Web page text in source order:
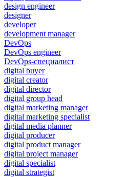
design engineer
designer
developer
development manager
DevOps
DevOps engineer
DevOps-специалист
digital buyer
digital creator
digital director
digital group head
digital marketing manager
digital marketing specialist
digital media planner
digital producer
digital product manager
digital project manager
digital specialist
digital strategist